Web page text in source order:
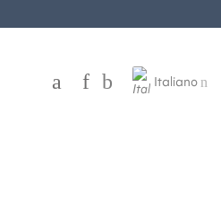
Italiano